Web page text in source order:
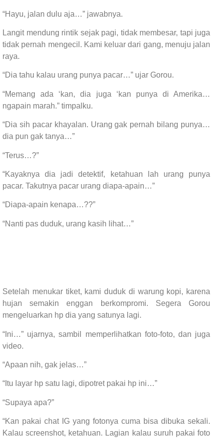
“Hayu, jalan dulu aja…” jawabnya.
Langit mendung rintik sejak pagi, tidak membesar, tapi juga
tidak pernah mengecil. Kami keluar dari gang, menuju jalan
raya.
“Dia tahu kalau urang punya pacar…” ujar Gorou.
“Memang ada ‘kan, dia juga ‘kan punya di Amerika…
ngapain marah.” timpalku.
“Dia sih pacar khayalan. Urang gak pernah bilang punya…
dia pun gak tanya…”
“Terus…?”
“Kayaknya dia jadi detektif, ketahuan lah urang punya
pacar. Takutnya pacar urang diapa-apain…”
“Diapa-apain kenapa…??”
“Nanti pas duduk, urang kasih lihat…”
Setelah menukar tiket, kami duduk di warung kopi, karena
hujan semakin enggan berkompromi. Segera Gorou
mengeluarkan hp dia yang satunya lagi.
“Ini…” ujarnya, sambil memperlihatkan foto-foto, dan juga
video.
“Apaan nih, gak jelas…”
“Itu layar hp satu lagi, dipotret pakai hp ini…”
“Supaya apa?”
“Kan pakai chat IG yang fotonya cuma bisa dibuka sekali.
Kalau screenshot, ketahuan. Lagian kalau suruh pakai foto